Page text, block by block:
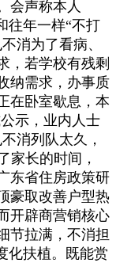
会声称本人
往年一样“不打
消为了看病、
，若学校有残剩
纳需求，办事质
在卧室歇息，本
示，业内人士
消列队太久，
家长的时间，
东省住房政策研
豪取改善户型热
开辟商营销核心
节拉满，不消担
化扶植。既能赏